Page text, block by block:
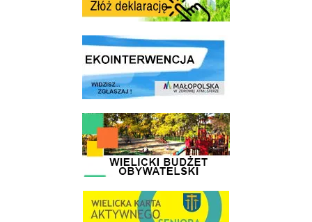
link do strony ekointerwencja dot.- powietrza
link do strony - Wielicki Budżet Obywatelski
link do strony Wielicka Karta Aktywnego Seniora